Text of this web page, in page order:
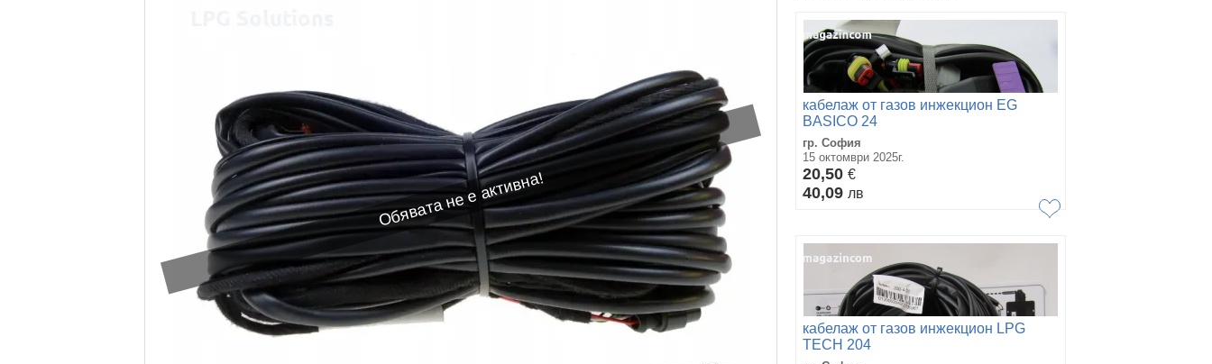
Обявата не е активна!
кабелаж от газов инжекцион EG
BASICO 24
гр. София
15 октомври 2025г.
20,50 €
40,09 лв
кабелаж от газов инжекцион LPG
TECH 204